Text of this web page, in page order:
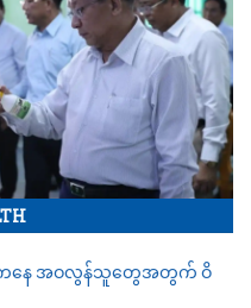
းကနေ အဝလွန်သူတွေအတွက် ဝိ